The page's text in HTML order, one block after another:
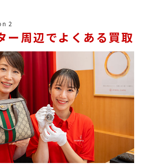
2
ー周辺でよくある買取